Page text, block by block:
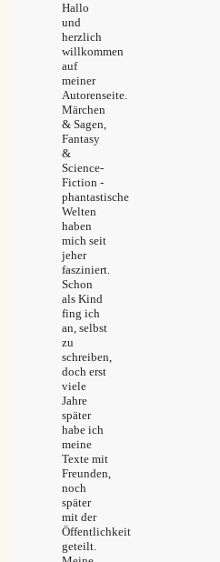
Hallo
und
herzlich
willkommen
auf
meiner
Autorenseite.
Märchen
& Sagen,
Fantasy
&
Science-
Fiction -
phantastische
Welten
haben
mich seit
jeher
fasziniert.
Schon
als Kind
fing ich
an, selbst
zu
schreiben,
doch erst
viele
Jahre
später
habe ich
meine
Texte mit
Freunden,
noch
später
mit der
Öffentlichkeit
geteilt.